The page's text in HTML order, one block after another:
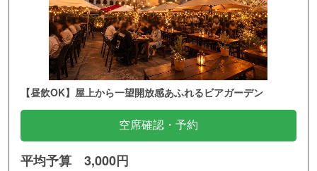
【昼飲OK】屋上から一望開放感あふれるビアガーデン
空席確認・予約
平均予算 3,000円